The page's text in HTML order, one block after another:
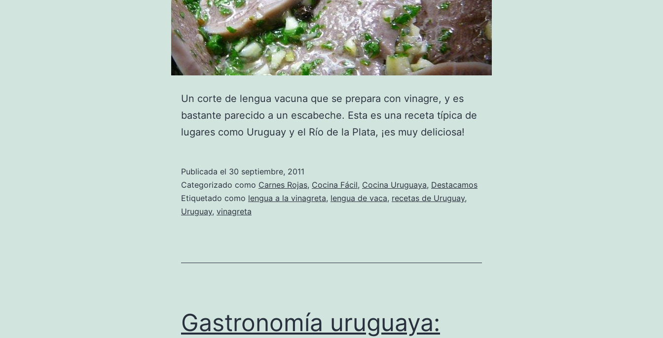
Un corte de lengua vacuna que se prepara con vinagre, y es
bastante parecido a un escabeche. Esta es una receta típica de
lugares como Uruguay y el Río de la Plata, ¡es muy deliciosa!
Publicada el 30 septiembre, 2011
Categorizado como Carnes Rojas, Cocina Fácil, Cocina Uruguaya, Destacamos
Etiquetado como lengua a la vinagreta, lengua de vaca, recetas de Uruguay,
Uruguay, vinagreta
Gastronomía uruguaya: